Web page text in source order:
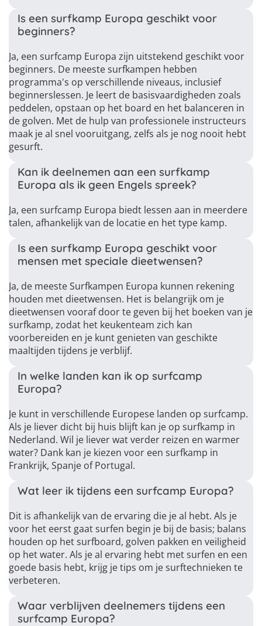
Is een surfkamp Europa geschikt voor
beginners?
Ja, een surfcamp Europa zijn uitstekend geschikt voor
beginners. De meeste surfkampen hebben
programma's op verschillende niveaus, inclusief
beginnerslessen. Je leert de basisvaardigheden zoals
peddelen, opstaan op het board en het balanceren in
de golven. Met de hulp van professionele instructeurs
maak je al snel vooruitgang, zelfs als je nog nooit hebt
gesurft.
Kan ik deelnemen aan een surfkamp
Europa als ik geen Engels spreek?
Ja, een surfcamp Europa biedt lessen aan in meerdere
talen, afhankelijk van de locatie en het type kamp.
Is een surfkamp Europa geschikt voor
mensen met speciale dieetwensen?
Ja, de meeste Surfkampen Europa kunnen rekening
houden met dieetwensen. Het is belangrijk om je
dieetwensen vooraf door te geven bij het boeken van je
surfkamp, zodat het keukenteam zich kan
voorbereiden en je kunt genieten van geschikte
maaltijden tijdens je verblijf.
In welke landen kan ik op surfcamp
Europa?
Je kunt in verschillende Europese landen op surfcamp.
Als je liever dicht bij huis blijft kan je op surfkamp in
Nederland. Wil je liever wat verder reizen en warmer
water? Dank kan je kiezen voor een surfkamp in
Frankrijk, Spanje of Portugal.
Wat leer ik tijdens een surfcamp Europa?
Dit is afhankelijk van de ervaring die je al hebt. Als je
voor het eerst gaat surfen begin je bij de basis; balans
houden op het surfboard, golven pakken en veiligheid
op het water. Als je al ervaring hebt met surfen en een
goede basis hebt, krijg je tips om je surftechnieken te
verbeteren.
Waar verblijven deelnemers tijdens een
surfcamp Europa?